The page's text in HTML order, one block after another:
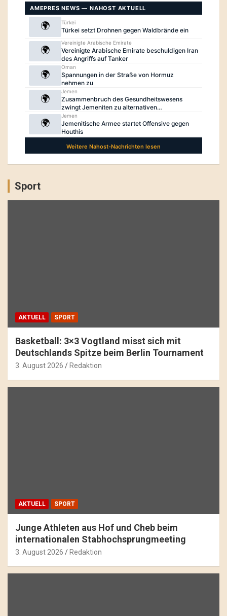
Sport
AKTUELL SPORT
Basketball: 3×3 Vogtland misst sich mit
Deutschlands Spitze beim Berlin Tournament
3. August 2026 Redaktion
AKTUELL SPORT
Junge Athleten aus Hof und Cheb beim
internationalen Stabhochsprungmeeting
3. August 2026 Redaktion